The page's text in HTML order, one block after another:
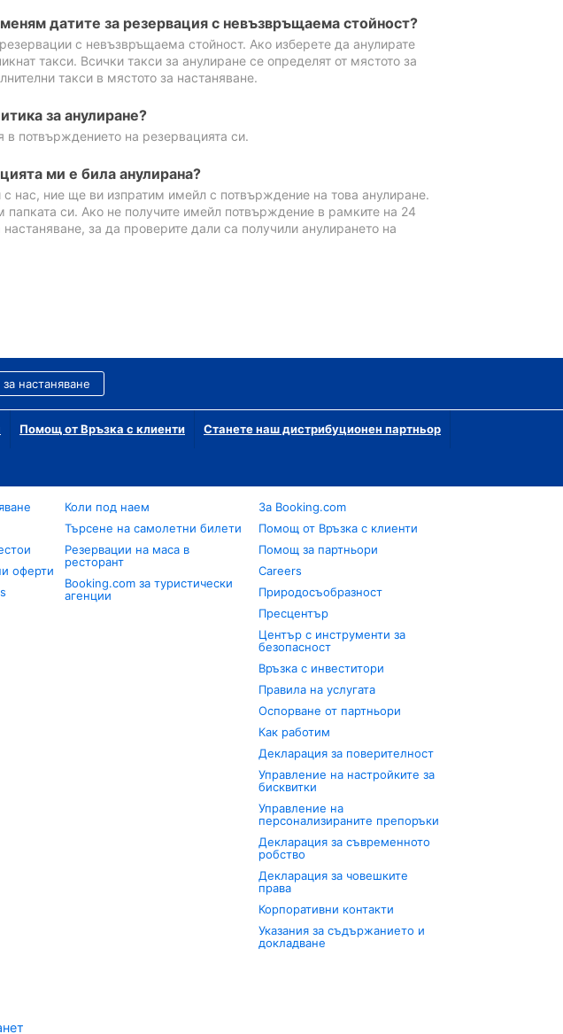
датите за резервация с невъзвръщаема стойност?
с невъзвръщаема стойност. Ако изберете да анулирате
такси. Всички такси за анулиране се определят от мястото за
такси в мястото за настаняване.
за анулиране?
потвърждението на резервацията си.
ми е била анулирана?
с нас, ние ще ви изпратим имейл с потвърждение на това анулиране.
си. Ако не получите имейл потвърждение в рамките на 24
за да проверите дали са получили анулирането на
настаняване
Помощ от Връзка с клиенти Станете наш дистрибуционен партньор
оферти
Коли под наем
Търсене на самолетни билети
Резервации на маса в
ресторант
Booking.com за туристически
агенции
За Booking.com
Помощ от Връзка с клиенти
Помощ за партньори
Careers
Природосъобразност
Пресцентър
Център с инструменти за
безопасност
Връзка с инвеститори
Правила на услугата
Оспорване от партньори
Как работим
Декларация за поверителност
Управление на настройките за
бисквитки
Управление на
персонализираните препоръки
Декларация за съвременното
робство
Декларация за човешките
права
Корпоративни контакти
Указания за съдържанието и
докладване